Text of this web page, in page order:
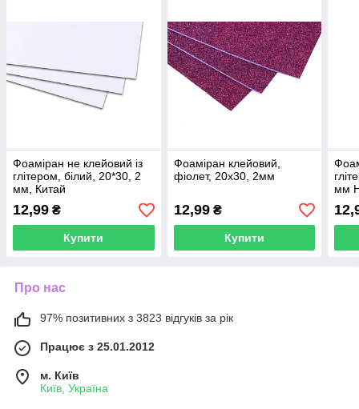
Фоаміран не клейовий із
глітером, білий, 20*30, 2
мм, Китай
12,99 ₴
Купити
Фоаміран клейовий,
фіолет, 20х30, 2мм
12,99₴
Купити
мм
Про нас
97% позитивних з 3823 відгуків за рік
Працює з 25.01.2012
м. Київ
Київ, Україна